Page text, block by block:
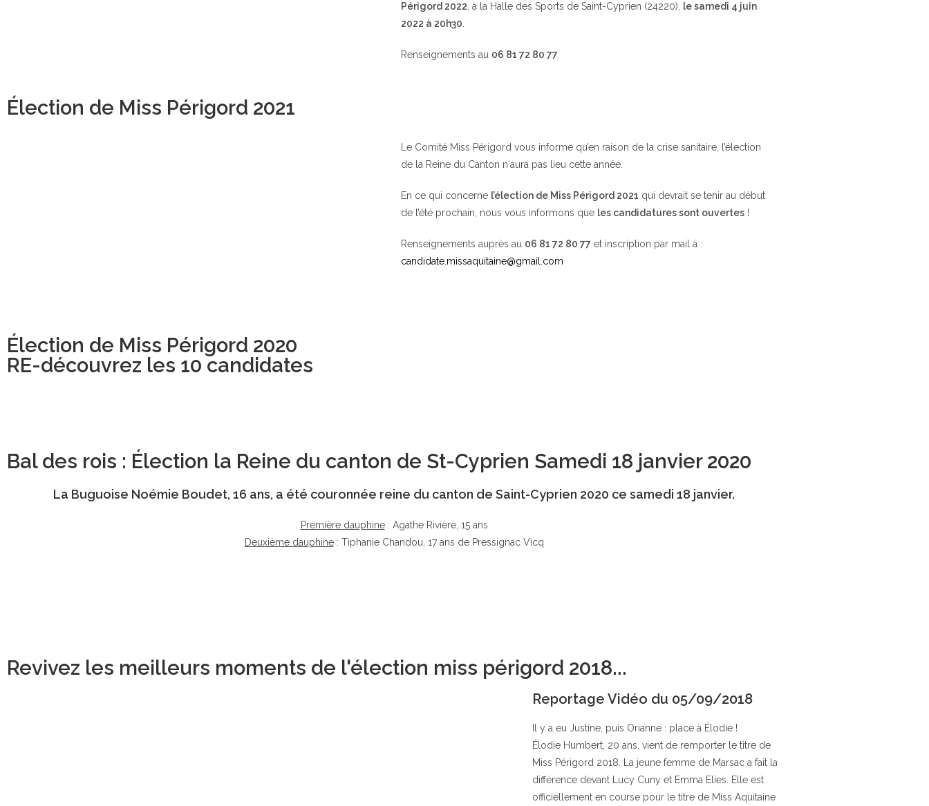
Périgord 2022 , à la Halle des Sports de Saint-Cyprien (24220),
le samedi 4 juin
2022 à 20h30
Renseignements au 06 81 72 80 77
Élection de Miss Périgord 2021
Le Comité Miss Périgord vous informe qu’en raison de la crise sanitaire, l’élection
de la Reine du Canton n‘aura pas lieu cette année.
En ce qui concerne l’élection de Miss Périgord 2021 qui devrait se tenir au début
de l’été prochain, nous vous informons que les candidatures sont ouvertes !
Renseignements auprès au 06 81 72 80 77 et inscription par mail à :
candidate.missaquitaine@gmail.com
Élection de Miss Périgord 2020
RE-découvrez les 10 candidates
Bal des rois : Élection la Reine du canton de St-Cyprien Samedi 18 janvier 2020
La Buguoise Noémie Boudet, 16 ans, a été couronnée reine du canton de Saint-Cyprien 2020 ce samedi 18 janvier.
Première dauphine: Agathe Rivière, 15 ans
Deuxième dauphine: Tiphanie Chandou, 17 ans de Pressignac Vicq
Revivez les meilleurs moments de l'élection miss périgord 2018...
Reportage Vidéo du 05/09/2018
Il y a eu Justine, puis Orianne : place à Élodie !
Élodie Humbert, 20 ans, vient de remporter le titre de
Miss Périgord 2018. La jeune femme de Marsac a fait la
différence devant Lucy Cuny et Emma Elies. Elle est
officiellement en course pour le titre de Miss Aquitaine